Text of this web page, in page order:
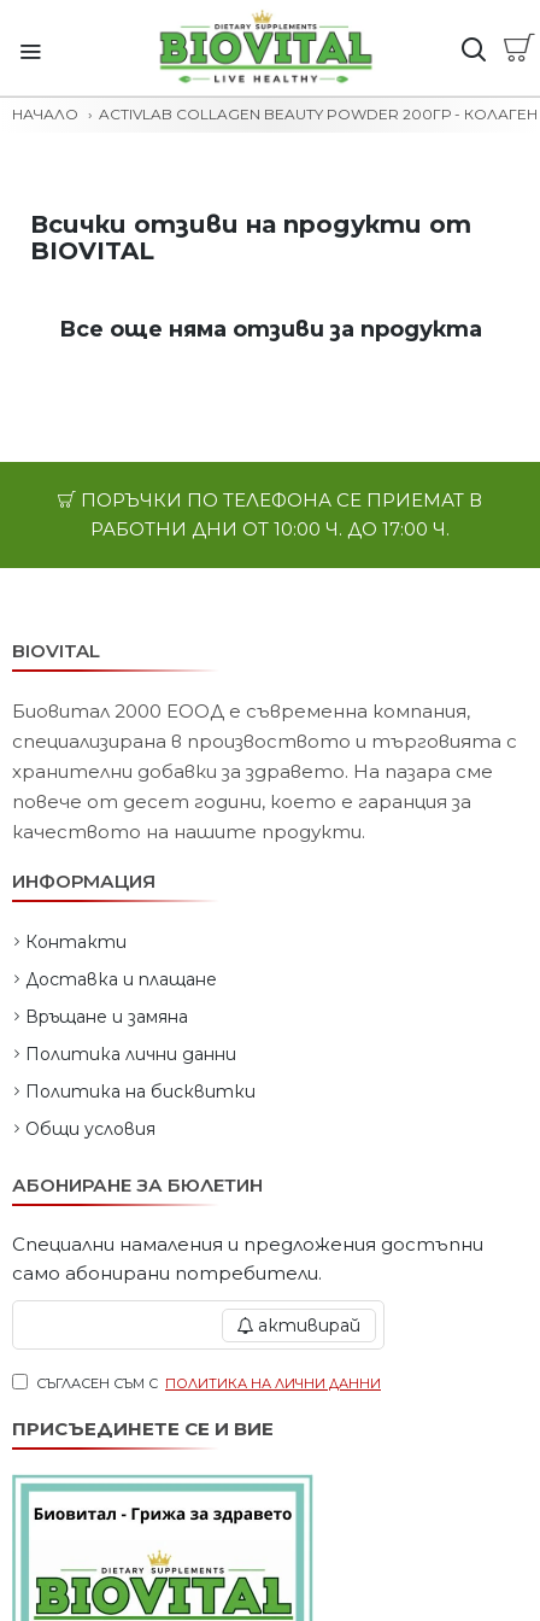
НАЧАЛО ACTIVLAB COLLAGEN BEAUTY POWDER 200ГР -
Всички отзиви на продукти от
BIOVITAL
Все още няма отзиви за продукта
ПОРЪЧКИ ПО ТЕЛЕФОНА СЕ ПРИЕМАТ В
РАБОТНИ ДНИ ОТ 10:00 Ч. ДО 17:00 Ч.
BIOVITAL
Биовитал 2000 ЕООД е съвременна компания,
специализирана в произвоството и търговията с
хранителни добавки за здравето. На пазара сме
повече от десет години, което е гаранция за
качеството на нашите продукти.
ИНФОРМАЦИЯ
Контакти
Доставка и плащане
Връщане и замяна
Политика лични данни
Политика на бисквитки
Общи условия
АБОНИРАНЕ ЗА БЮЛЕТИН
Специални намаления и предложения достъпни
само абонирани потребители.
активирай
СЪГЛАСЕН СЪМ С ПОЛИТИКА НА ЛИЧНИ ДАННИ
ПРИСЪЕДИНЕТЕ СЕ И ВИЕ